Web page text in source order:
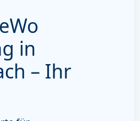
in
– Ihr